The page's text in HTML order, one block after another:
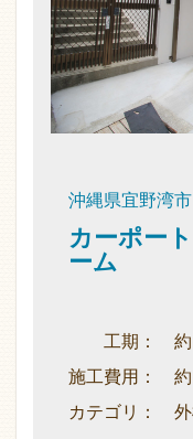
沖縄県宜野湾
カーポー
ーム
工期： 約
施工費用： 約
カテゴリ： 外